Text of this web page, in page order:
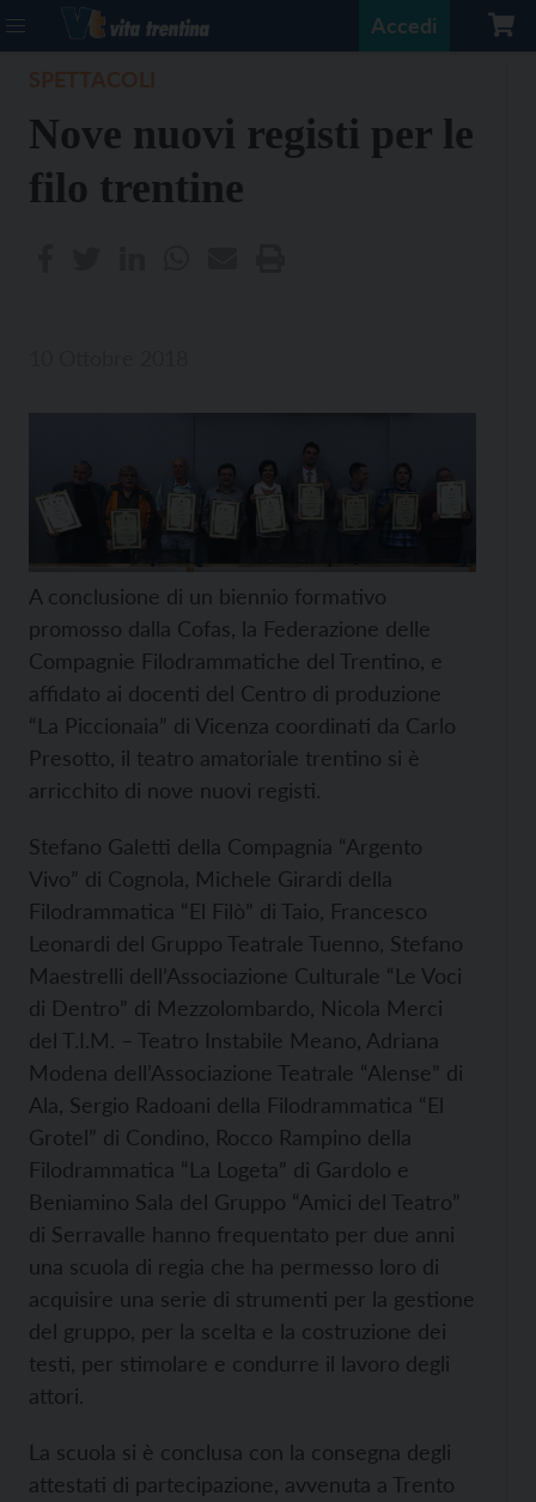
Accedi
Nove nuovi registi per le
filo trentine
A conclusione di un biennio formativo
promosso dalla Cofas, la Federazione delle
Compagnie Filodrammatiche del Trentino, e
affidato ai docenti del Centro di produzione
“La Piccionaia” di Vicenza coordinati da Carlo
Presotto, il teatro amatoriale trentino si è
arricchito di nove nuovi registi.
Stefano Galetti della Compagnia “Argento
Vivo” di Cognola, Michele Girardi della
Filodrammatica “El Filò” di Taio, Francesco
Leonardi del Gruppo Teatrale Tuenno, Stefano
Maestrelli dell’Associazione Culturale “Le Voci
di Dentro” di Mezzolombardo, Nicola Merci
del T.I.M. – Teatro Instabile Meano, Adriana
Modena dell’Associazione Teatrale “Alense” di
Ala, Sergio Radoani della Filodrammatica “El
Grotel” di Condino, Rocco Rampino della
Filodrammatica “La Logeta” di Gardolo e
Beniamino Sala del Gruppo “Amici del Teatro”
di Serravalle hanno frequentato per due anni
una scuola di regia che ha permesso loro di
acquisire una serie di strumenti per la gestione
del gruppo, per la scelta e la costruzione dei
testi, per stimolare e condurre il lavoro degli
attori.
La scuola si è conclusa con la consegna degli
attestati di partecipazione, avvenuta a Trento